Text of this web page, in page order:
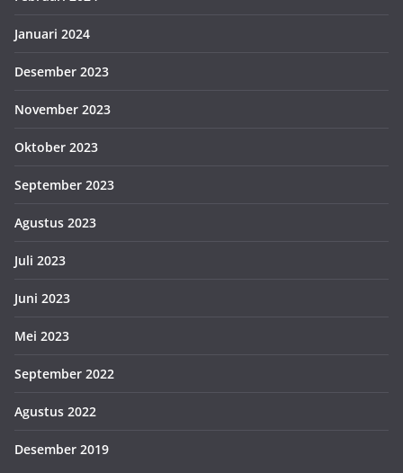
Januari 2024
Desember 2023
November 2023
Oktober 2023
September 2023
Agustus 2023
Juli 2023
Juni 2023
Mei 2023
September 2022
Agustus 2022
Desember 2019